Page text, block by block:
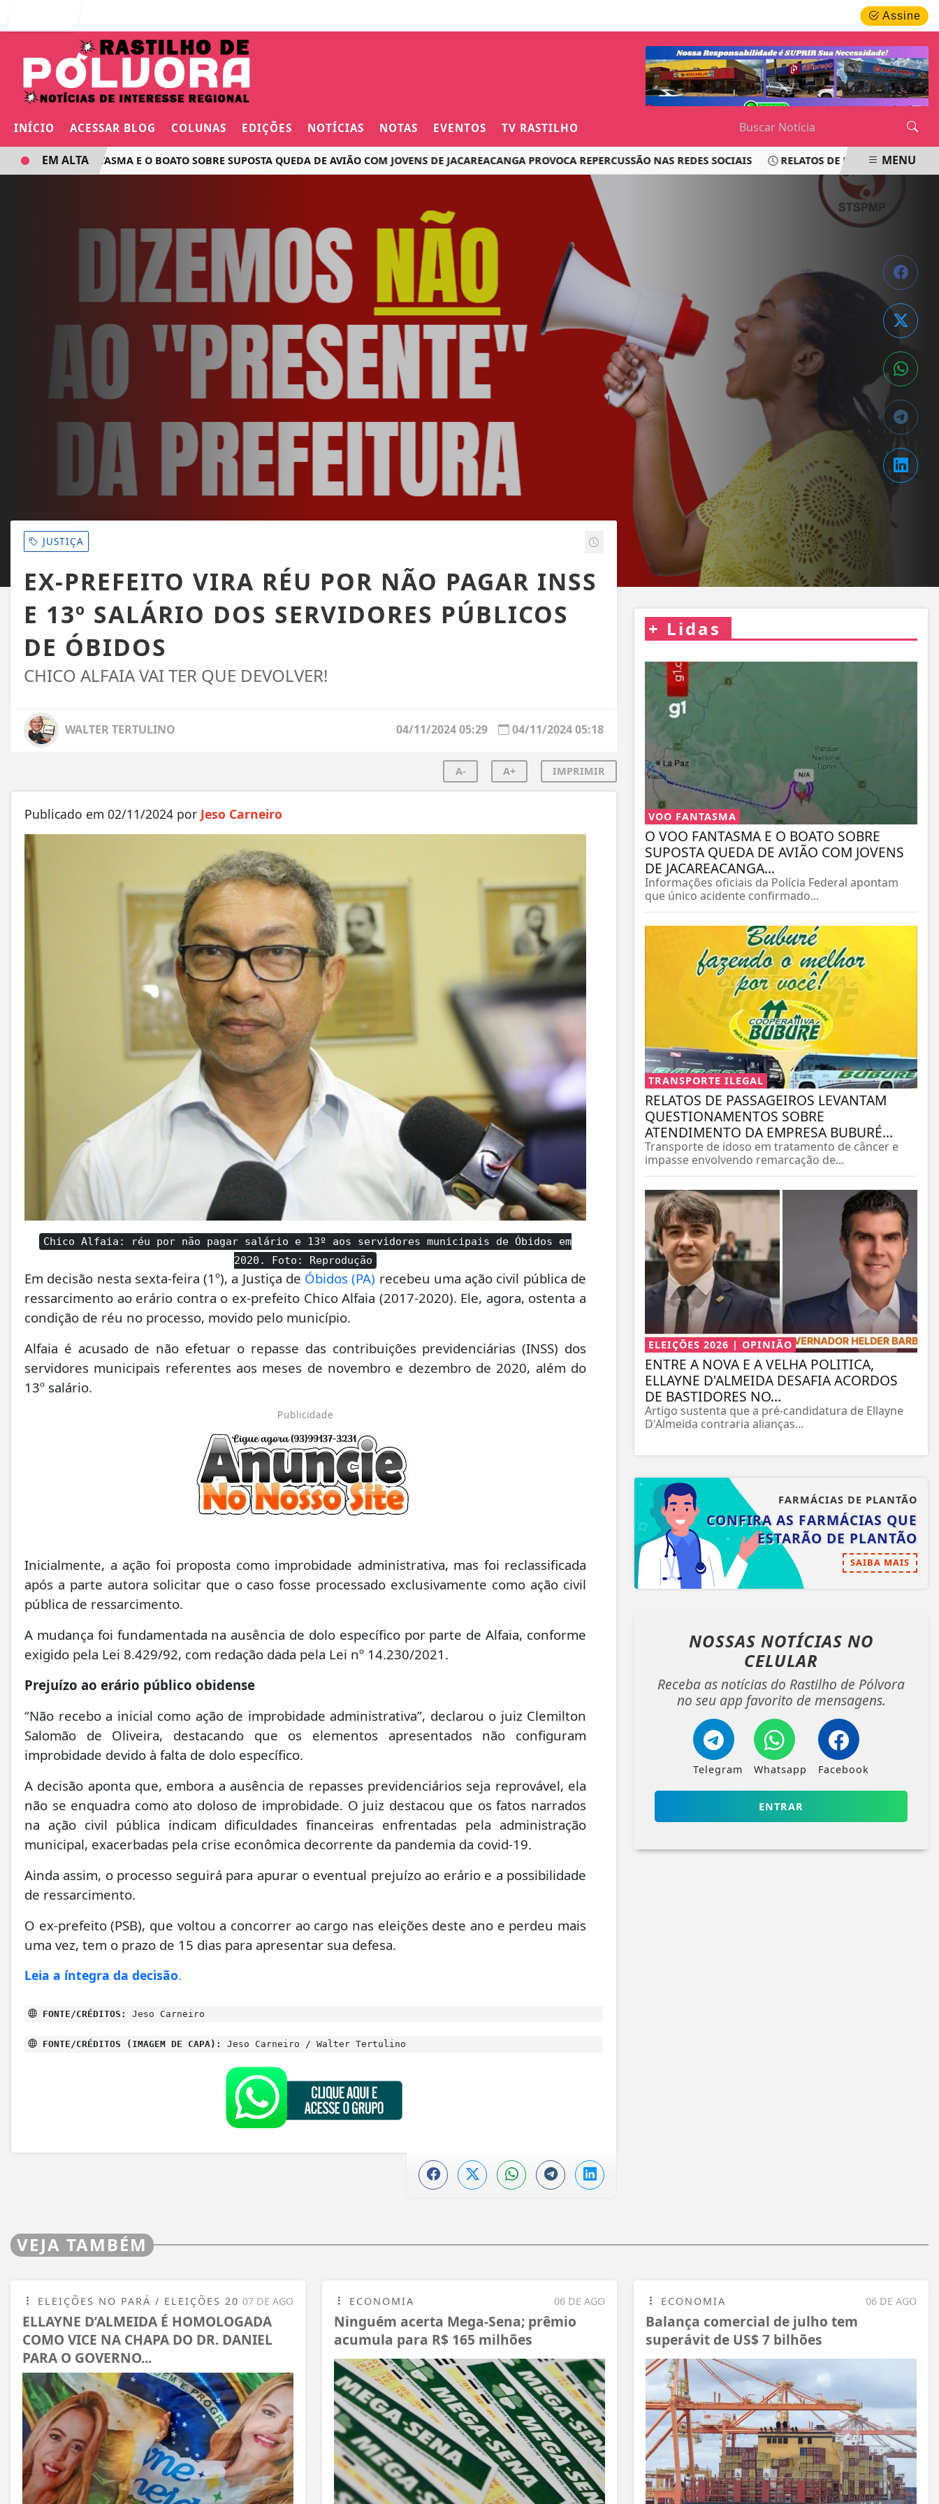
Assine
INÍCIO ACESSAR BLOG COLUNAS EDIÇÕES NOTÍCIAS NOTAS EVENTOS TV RASTILHO
O VOO FANTASMA E O BOATO SOBRE SUPOSTA QUEDA DE AVIÃO COM JOVENS DE JACAREACANGA PROVOCA REPERCUSSÃO NAS REDES SOCIAIS RELATOS DE PASSAGEIROS
EM ALTA MENU
JUSTIÇA
EX-PREFEITO VIRA RÉU POR NÃO PAGAR INSS
E 13º SALÁRIO DOS SERVIDORES PÚBLICOS
DE ÓBIDOS
CHICO ALFAIA VAI TER QUE DEVOLVER!
WALTER TERTULINO 04/11/2024 05:18
04/11/2024 05:29
A- A+ IMPRIMIR
Publicado em 02/11/2024 por Jeso Carneiro
Chico Alfaia: réu por não pagar salário e 13º aos servidores municipais de Óbidos em
2020. Foto: Reprodução
Em decisão nesta sexta-feira (1º), a Justiça de Óbidos (PA) recebeu uma ação civil pública de
ressarcimento ao erário contra o ex-prefeito Chico Alfaia (2017-2020). Ele, agora, ostenta a
condição de réu no processo, movido pelo município.
Alfaia é acusado de não efetuar o repasse das contribuições previdenciárias (INSS) dos
servidores municipais referentes aos meses de novembro e dezembro de 2020, além do
13º salário.
Publicidade
Inicialmente, a ação foi proposta como improbidade administrativa, mas foi reclassificada
após a parte autora solicitar que o caso fosse processado exclusivamente como ação civil
pública de ressarcimento.
A mudança foi fundamentada na ausência de dolo específico por parte de Alfaia, conforme
exigido pela Lei 8.429/92, com redação dada pela Lei nº 14.230/2021.
Prejuízo ao erário público obidense
“Não recebo a inicial como ação de improbidade administrativa”, declarou o juiz Clemilton
Salomão de Oliveira, destacando que os elementos apresentados não configuram
improbidade devido à falta de dolo específico.
A decisão aponta que, embora a ausência de repasses previdenciários seja reprovável, ela
não se enquadra como ato doloso de improbidade. O juiz destacou que os fatos narrados
na ação civil pública indicam dificuldades financeiras enfrentadas pela administração
municipal, exacerbadas pela crise econômica decorrente da pandemia da covid-19.
Ainda assim, o processo seguirá para apurar o eventual prejuízo ao erário e a possibilidade
de ressarcimento.
O ex-prefeito (PSB), que voltou a concorrer ao cargo nas eleições deste ano e perdeu mais
uma vez, tem o prazo de 15 dias para apresentar sua defesa.
Leia a íntegra da decisão.
FONTE/CRÉDITOS: Jeso Carneiro
FONTE/CRÉDITOS (IMAGEM DE CAPA): Jeso Carneiro / Walter Tertulino
+ Lidas
VOO FANTASMA
O VOO FANTASMA E O BOATO SOBRE
SUPOSTA QUEDA DE AVIÃO COM JOVENS
DE JACAREACANGA...
Informações oficiais da Polícia Federal apontam
que único acidente confirmado...
TRANSPORTE ILEGAL
RELATOS DE PASSAGEIROS LEVANTAM
QUESTIONAMENTOS SOBRE
ATENDIMENTO DA EMPRESA BUBURÉ...
Transporte de idoso em tratamento de câncer e
impasse envolvendo remarcação de...
ELEIÇÕES 2026 | OPINIÃO
ENTRE A NOVA E A VELHA POLITICA,
ELLAYNE D'ALMEIDA DESAFIA ACORDOS
DE BASTIDORES NO...
Artigo sustenta que a pré-candidatura de Ellayne
D'Almeida contraria alianças...
FARMÁCIAS DE PLANTÃO
CONFIRA AS FARMÁCIAS QUE
ESTARÃO DE PLANTÃO
SAIBA MAIS
NOSSAS NOTÍCIAS NO
CELULAR
Receba as notícias do Rastilho de Pólvora
no seu app favorito de mensagens.
Telegram Whatsapp Facebook
ENTRAR
VEJA TAMBÉM
07 DE AGO
ELEIÇÕES NO PARÁ / ELEIÇÕES 20
ELLAYNE D’ALMEIDA É HOMOLOGADA
COMO VICE NA CHAPA DO DR. DANIEL
PARA O GOVERNO...
06 DE AGO
ECONOMIA
Ninguém acerta Mega-Sena; prêmio
acumula para R$ 165 milhões
06 DE AGO
ECONOMIA
Balança comercial de julho tem
superávit de US$ 7 bilhões